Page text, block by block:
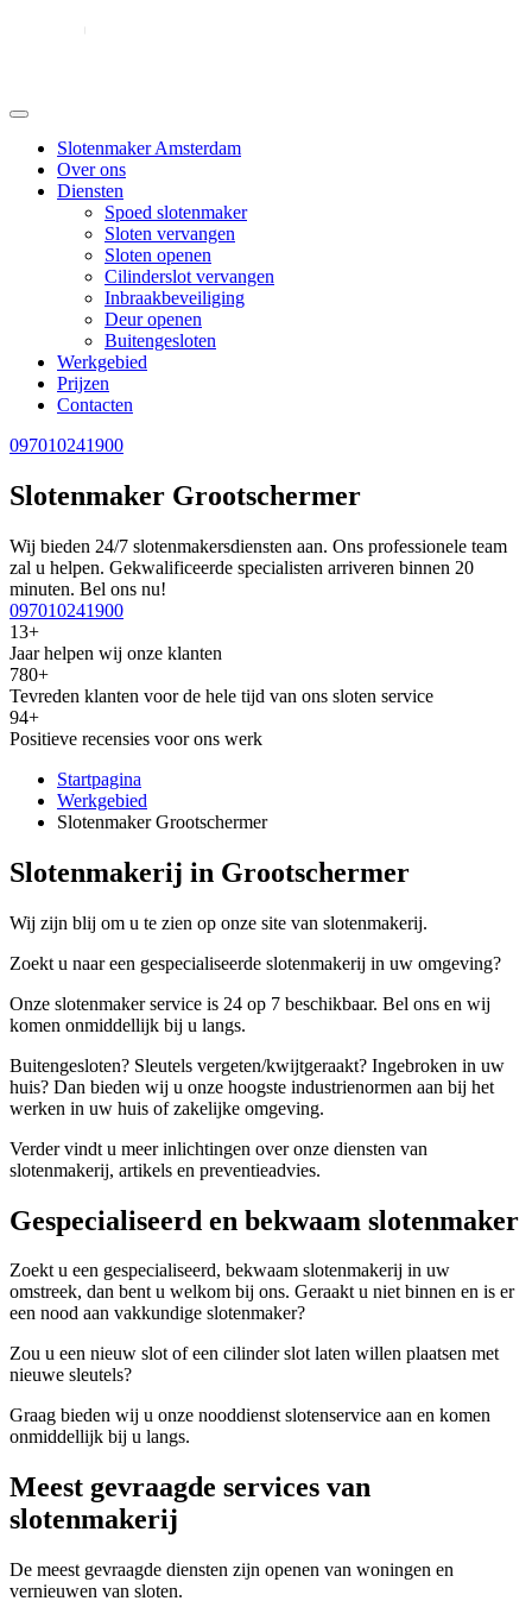
Slotenmaker Amsterdam
Over ons
Diensten
Spoed slotenmaker
Sloten vervangen
Sloten openen
Cilinderslot vervangen
Inbraakbeveiliging
Deur openen
Buitengesloten
Werkgebied
Prijzen
Contacten
097010241900
Slotenmaker Grootschermer
Wij bieden 24/7 slotenmakersdiensten aan. Ons professionele team
zal u helpen. Gekwalificeerde specialisten arriveren binnen 20
minuten. Bel ons nu!
097010241900
13+
Jaar helpen wij onze klanten
780+
Tevreden klanten voor de hele tijd van ons sloten service
94+
Positieve recensies voor ons werk
Startpagina
Werkgebied
Slotenmaker Grootschermer
Slotenmakerij in Grootschermer
Wij zijn blij om u te zien op onze site van slotenmakerij.
Zoekt u naar een gespecialiseerde slotenmakerij in uw omgeving?
Onze slotenmaker service is 24 op 7 beschikbaar. Bel ons en wij
komen onmiddellijk bij u langs.
Buitengesloten? Sleutels vergeten/kwijtgeraakt? Ingebroken in uw
huis? Dan bieden wij u onze hoogste industrienormen aan bij het
werken in uw huis of zakelijke omgeving.
Verder vindt u meer inlichtingen over onze diensten van
slotenmakerij, artikels en preventieadvies.
Gespecialiseerd en bekwaam slotenmaker
Zoekt u een gespecialiseerd, bekwaam slotenmakerij in uw
omstreek, dan bent u welkom bij ons. Geraakt u niet binnen en is er
een nood aan vakkundige slotenmaker?
Zou u een nieuw slot of een cilinder slot laten willen plaatsen met
nieuwe sleutels?
Graag bieden wij u onze nooddienst slotenservice aan en komen
onmiddellijk bij u langs.
Meest gevraagde services van
slotenmakerij
De meest gevraagde diensten zijn openen van woningen en
vernieuwen van sloten.